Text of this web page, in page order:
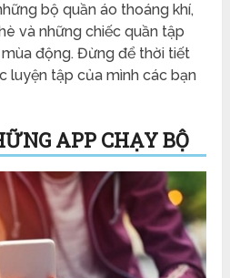
bộ quần áo thoáng khí,
và những chiếc quần tập
động. Đừng để thời tiết
luyện tập của mình các bạn
APP CHẠY BỘ